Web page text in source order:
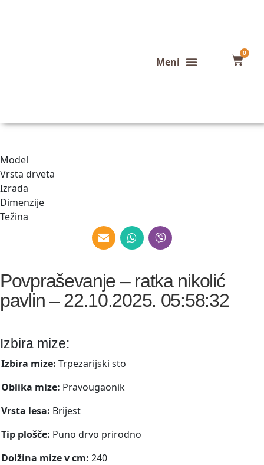
0
Model
Vrsta drveta
Izrada
Dimenzije
Težina
Povpraševanje – ratka nikolić
pavlin – 22.10.2025. 05:58:32
Izbira mize:
Izbira mize: Trpezarijski sto
Oblika mize: Pravougaonik
Vrsta lesa: Brijest
Tip plošče: Puno drvo prirodno
Dolžina mize v cm: 240